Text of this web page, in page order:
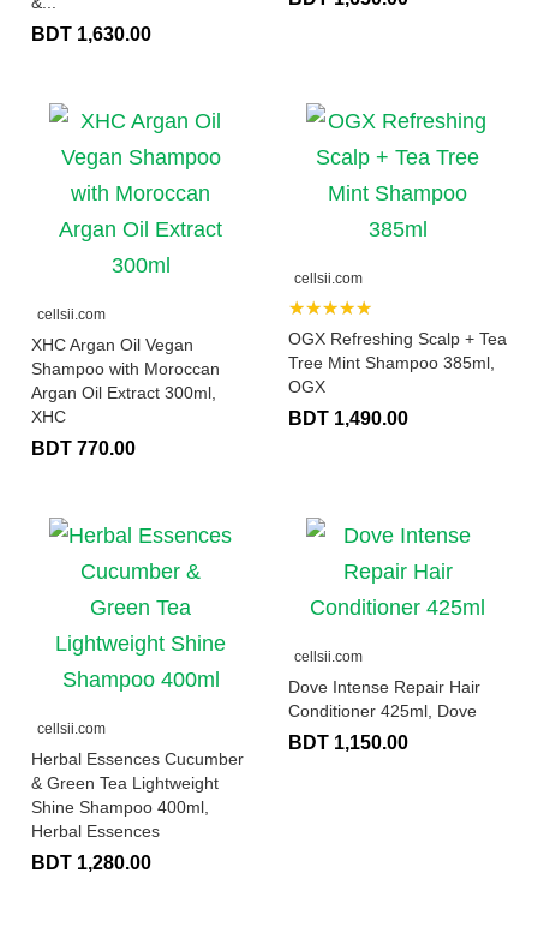
BDT 1,630.00
cellsii.com
XHC Argan Oil Vegan
Shampoo with Moroccan
Argan Oil Extract 300ml,
XHC
BDT 770.00
cellsii.com
★★★★★
OGX Refreshing Scalp + Tea
Tree Mint Shampoo 385ml,
OGX
BDT 1,490.00
cellsii.com
Herbal Essences Cucumber
& Green Tea Lightweight
Shine Shampoo 400ml,
Herbal Essences
BDT 1,280.00
cellsii.com
Dove Intense Repair Hair
Conditioner 425ml, Dove
BDT 1,150.00